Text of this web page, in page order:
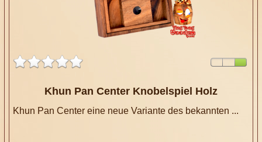
Khun Pan Center Knobelspiel Holz
Khun Pan Center eine neue Variante des bekannten ...